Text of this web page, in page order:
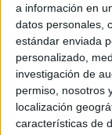
a información en
datos personales,
estándar enviada
personalizado,
investigación de
permiso, nosotros
localización
características de
Audibenes
soluciones
equipo
experiencia
Audiben, que
soluciones